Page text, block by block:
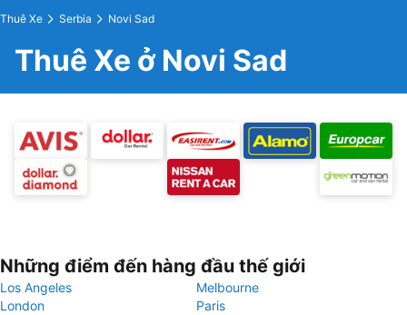
Thuê Xe Serbia Novi Sad
Thuê Xe ở Novi Sad
Những điểm đến hàng đầu thế giới
Los Angeles
Melbourne
London
Paris